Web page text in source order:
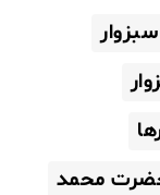
محمد